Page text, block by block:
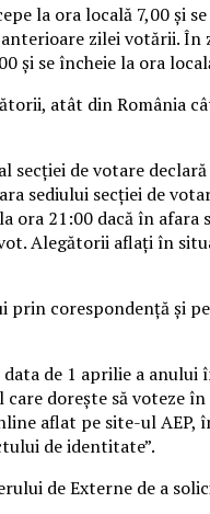
la ora locală 7,00 şi
zilei votării. În
şi se încheie la ora
atât din România
de votare
sediului secţiei de
ora 21:00 dacă în
Alegătorii aflaţi în
prin corespondenţă şi
de 1 aprilie a
doreşte să
aflat pe site-ul AEP,
de identitate”.
de Externe de a